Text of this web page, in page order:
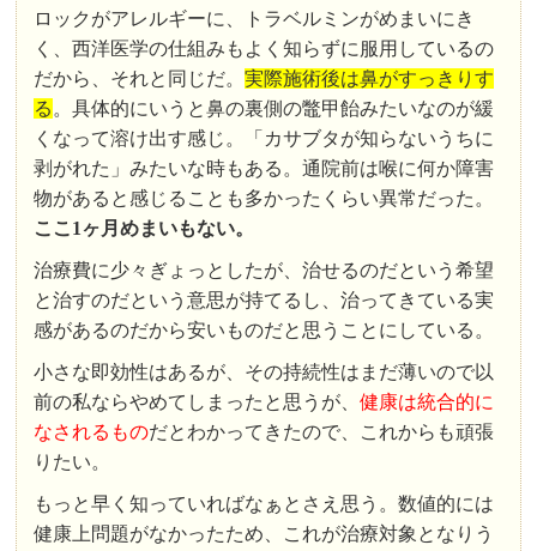
ロックがアレルギーに、トラベルミンがめまいにき
く、西洋医学の仕組みもよく知らずに服用しているの
だから、それと同じだ。実際施術後は鼻がすっきりす
る 。具体的にいうと鼻の裏側の鼈甲飴みたいなのが緩
くなって溶け出す感じ。「カサブタが知らないうちに
剥がれた」みたいな時もある。通院前は喉に何か障害
物があると感じることも多かったくらい異常だった。
ここ1ヶ月めまいもない。
治療費に少々ぎょっとしたが、治せるのだという希望
と治すのだという意思が持てるし、治ってきている実
感があるのだから安いものだと思うことにしている。
小さな即効性はあるが、その持続性はまだ薄いので以
前の私ならやめてしまったと思うが、健康は統合的に
なされるものだとわかってきたので、これからも頑張
りたい。
もっと早く知っていればなぁとさえ思う。数値的には
健康上問題がなかったため、これが治療対象となりう